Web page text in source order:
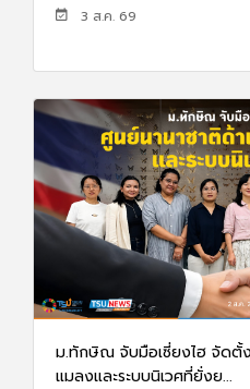
3 ส.ค. 69
ม.ทักษิณ จับมือเซี่ยงไฮ จัดตั้
แมลงและระบบนิเวศที่ยั่งย...